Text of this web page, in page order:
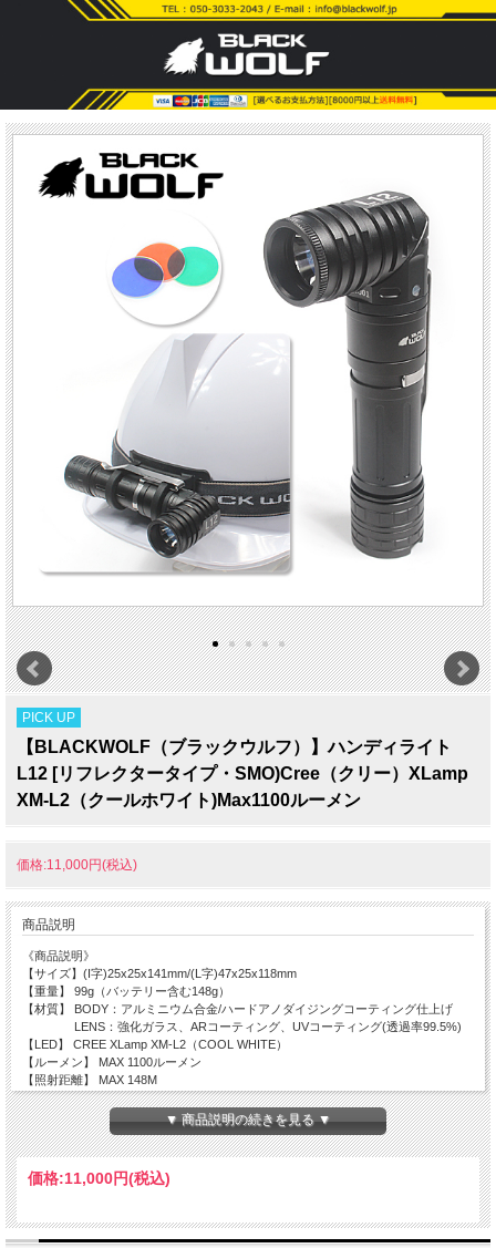
PICK UP
【BLACKWOLF（ブラックウルフ）】ハンディライト
L12 [リフレクタータイプ・SMO)Cree（クリー）XLamp
XM-L2（クールホワイト)Max1100ルーメン
価格:11,000円(税込)
商品説明
《商品説明》
【サイズ】(I字)25x25x141mm/(L字)47x25x118mm
【重量】 99g（バッテリー含む148g）
【材質】 BODY：アルミニウム合金/ハードアノダイジングコーティング仕上げ
LENS：強化ガラス、ARコーティング、UVコーティング(透過率99.5%)
【LED】 CREE XLamp XM-L2（COOL WHITE）
【ルーメン】 MAX 1100ルーメン
【照射距離】 MAX 148M
【カンデラ】 5480cd
【照射範囲】 100ｃｍ/1M
【ランタイム】
Turbo(1100ルーメン)：3時間
Low(30ルーメン)：50時間
Middle(250ルーメン)：6時間20分
Candle(1ルーメン)：25日
※ 最低実用性照度で表示しています。
▼ 商品説明の続きを見る ▼
価格:11,000円(税込)